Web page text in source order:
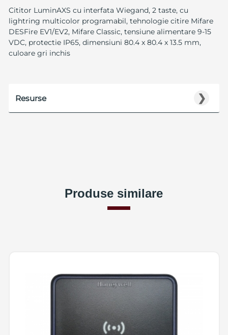
Cititor LuminAXS cu interfata Wiegand, 2 taste, cu
lightring multicolor programabil, tehnologie citire Mifare
DESFire EV1/EV2, Mifare Classic, tensiune alimentare 9-15
VDC, protectie IP65, dimensiuni 80.4 x 80.4 x 13.5 mm,
culoare gri inchis
❯
Resurse
Produse similare